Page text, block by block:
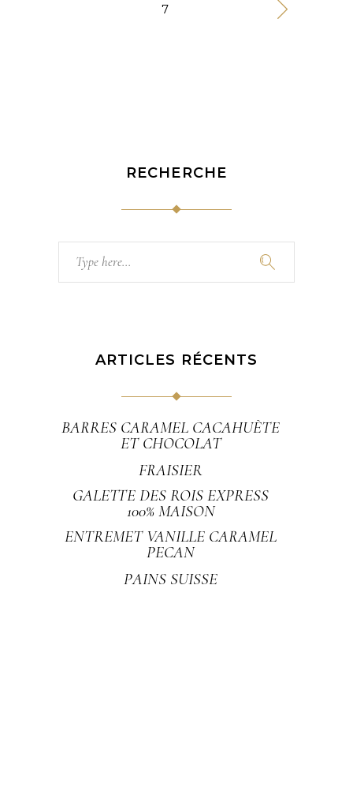
7
RECHERCHE
for:
ARTICLES RÉCENTS
BARRES CARAMEL CACAHUÈTE
ET CHOCOLAT
FRAISIER
GALETTE DES ROIS EXPRESS
100% MAISON
ENTREMET VANILLE CARAMEL
PECAN
PAINS SUISSE